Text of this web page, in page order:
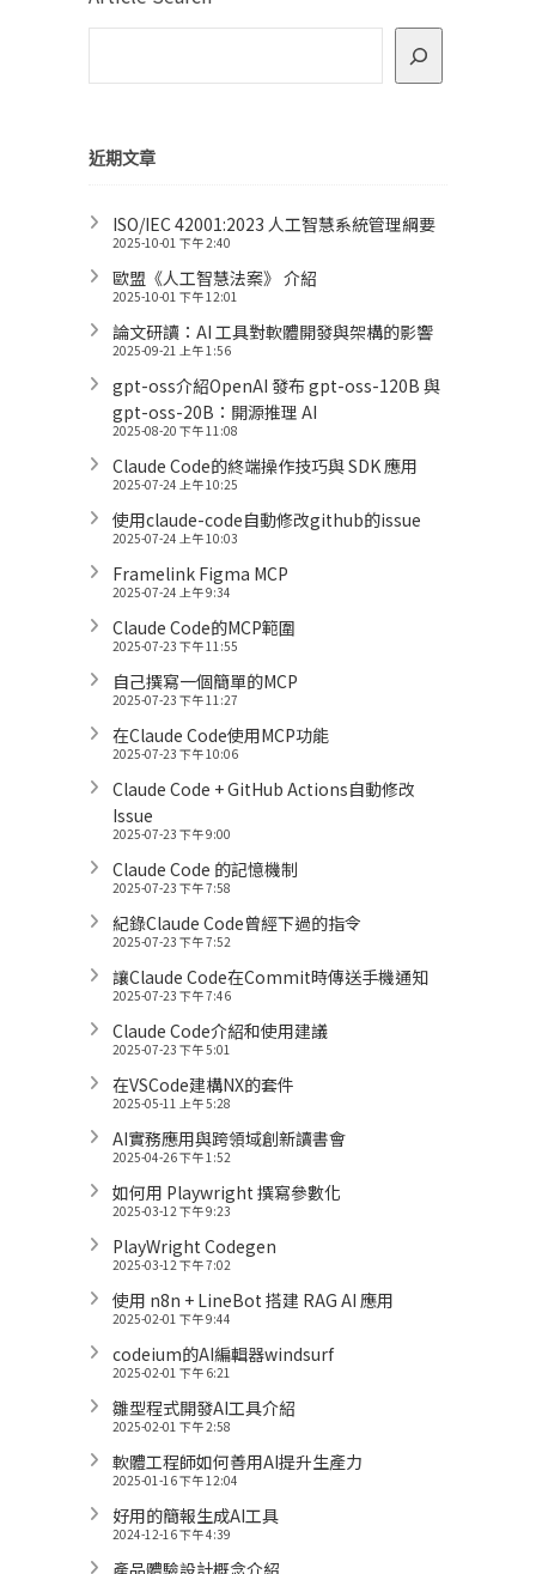
近期文章
ISO/IEC 42001:2023 人工智慧系統管理綱要
2025-10-01 下午 2:40
歐盟《人工智慧法案》 介紹
2025-10-01 下午 12:01
論文研讀：AI 工具對軟體開發與架構的影響
2025-09-21 上午 1:56
gpt-oss介紹OpenAI 發布 gpt-oss-120B 與
gpt-oss-20B：開源推理 AI
2025-08-20 下午 11:08
Claude Code的終端操作技巧與 SDK 應用
2025-07-24 上午 10:25
使用claude-code自動修改github的issue
2025-07-24 上午 10:03
Framelink Figma MCP
2025-07-24 上午 9:34
Claude Code的MCP範圍
2025-07-23 下午 11:55
自己撰寫一個簡單的MCP
2025-07-23 下午 11:27
在Claude Code使用MCP功能
2025-07-23 下午 10:06
Claude Code + GitHub Actions自動修改
Issue
2025-07-23 下午 9:00
Claude Code 的記憶機制
2025-07-23 下午 7:58
紀錄Claude Code曾經下過的指令
2025-07-23 下午 7:52
讓Claude Code在Commit時傳送手機通知
2025-07-23 下午 7:46
Claude Code介紹和使用建議
2025-07-23 下午 5:01
在VSCode建構NX的套件
2025-05-11 上午 5:28
AI實務應用與跨領域創新讀書會
2025-04-26 下午 1:52
如何用 Playwright 撰寫參數化
2025-03-12 下午 9:23
PlayWright Codegen
2025-03-12 下午 7:02
使用 n8n + LineBot 搭建 RAG AI 應用
2025-02-01 下午 9:44
codeium的AI編輯器windsurf
2025-02-01 下午 6:21
雛型程式開發AI工具介紹
2025-02-01 下午 2:58
軟體工程師如何善用AI提升生產力
2025-01-16 下午 12:04
好用的簡報生成AI工具
2024-12-16 下午 4:39